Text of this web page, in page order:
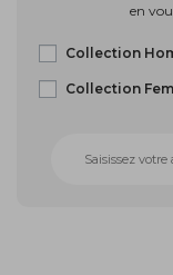
en
Collection
Collection